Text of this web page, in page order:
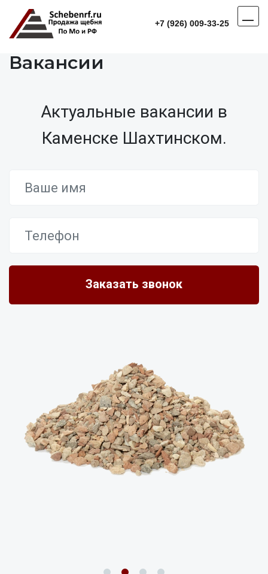
+7 (926) 009-33-25
Вакансии
Актуальные вакансии в
Каменске Шахтинском.